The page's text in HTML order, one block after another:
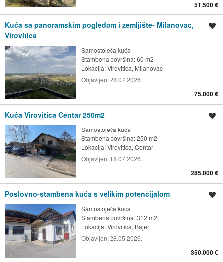
51.500 €
Kuća sa panoramskim pogledom i zemljište- Milanovac,
Virovitica
Samostojeća kuća
Stambena površina: 60 m2
Lokacija:Virovitica, Milanovac
Objavljen:28.07.2026.
75.000 €
Kuća Virovitica Centar 250m2
Samostojeća kuća
Stambena površina: 250 m2
Lokacija:Virovitica, Centar
Objavljen: 18.07.2026.
285.000 €
Poslovno-stambena kuća s velikim potencijalom
Samostojeća kuća
Stambena površina: 312 m2
Lokacija:Virovitica, Bajer
Objavljen:28.05.2026.
350.000 €